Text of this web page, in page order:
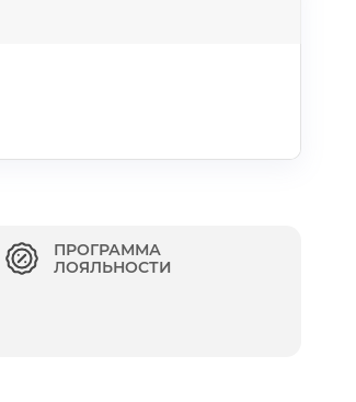
ПРОГРАММА
ЛОЯЛЬНОСТИ